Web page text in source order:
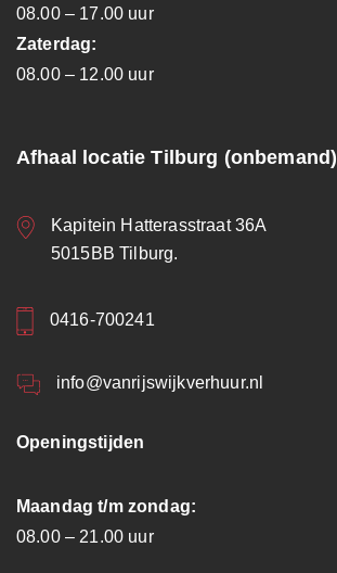
08.00 – 17.00 uur
Zaterdag:
08.00 – 12.00 uur
Afhaal locatie Tilburg (onbemand)
Kapitein Hatterasstraat 36A
5015BB Tilburg.
0416-700241
info@vanrijswijkverhuur.nl
Openingstijden
Maandag t/m zondag:
08.00 – 21.00 uur